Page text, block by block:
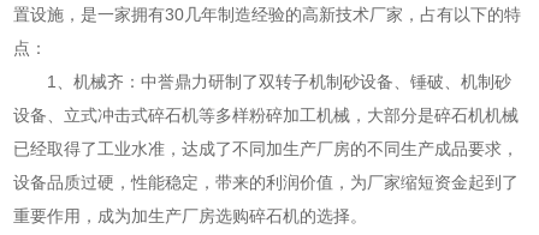
置设施，是一家拥有30几年制造经验的高新技术厂家，占有以下的特
点：
1、机械齐：中誉鼎力研制了双转子机制砂设备、锤破、机制砂
设备、立式冲击式碎石机等多样粉碎加工机械，大部分是碎石机机械
已经取得了工业水准，达成了不同加生产厂房的不同生产成品要求，
设备品质过硬，性能稳定，带来的利润价值，为厂家缩短资金起到了
重要作用，成为加生产厂房选购碎石机的选择。